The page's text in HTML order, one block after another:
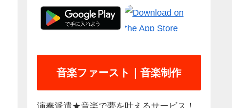
音楽ファースト｜音楽制作
演奏派遣★音楽で夢を叶えるサービス！